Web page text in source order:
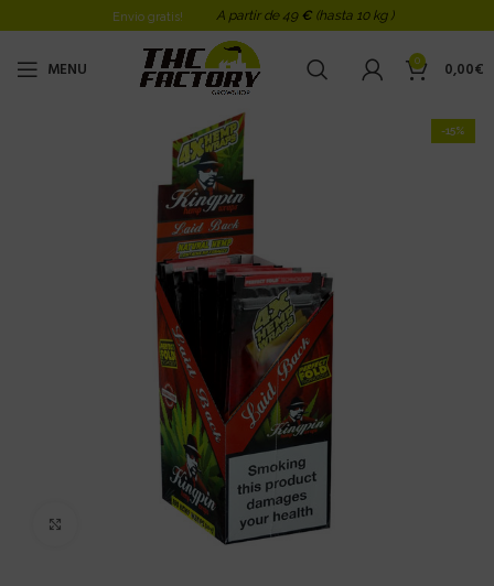
Envio gratis! A partir de 49 € (hasta 10 kg )
MENU 0 0,00€
-15%
Click to enlarge